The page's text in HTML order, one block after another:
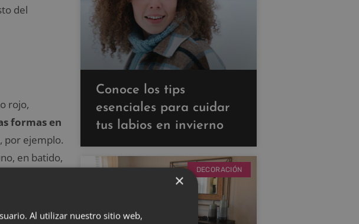
del
rojo,
formas en
por ejemplo.
en batido,
de
un
Conoce los tips
esenciales para cuidar
tus labios en invierno
DECORACIÓN
×
Al utilizar nuestro sitio web,